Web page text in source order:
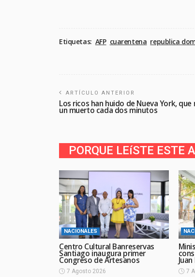
Etiquetas: AFP cuarentena republica
ARTÍCULO ANTERIOR
Los ricos han huido de Nueva York,
un muerto cada dos minutos
PORQUE LEíSTE ESTE
NACIONALES
Centro Cultural Banreservas
Santiago inaugura primer
Congreso de Artesanos
7 Agosto 2026 7